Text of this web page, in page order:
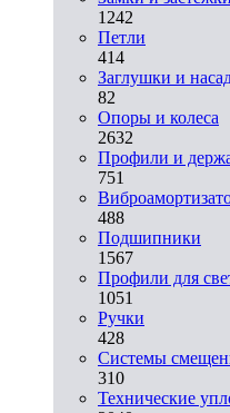
1242
Петли
414
Заглушки и
82
Опоры и колеса
2632
Профили и
751
488
Подшипники
1567
Профили для
1051
Ручки
428
Системы
310
Технические